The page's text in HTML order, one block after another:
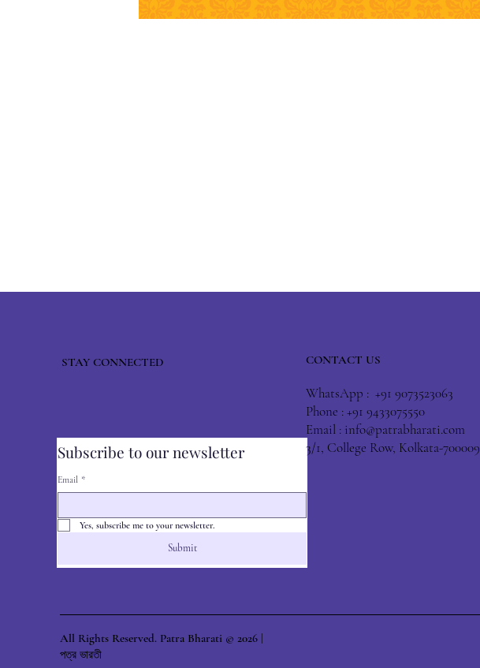
Subscribe to our newsletter
Email *
Yes, subscribe me to your newsletter.
Submit
STAY CONNECTED CONTACT US
WhatsApp : +91 9073523063
Phone : +91 9433075550
Email : info@patrabharati.com
3/1, College Row, Kolkata-700009
All Rights Reserved. Patra Bharati © 2026 |
পত্র ভারতী